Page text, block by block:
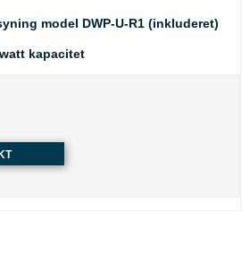
model DWP-U-R1 (inkluderet)
kapacitet